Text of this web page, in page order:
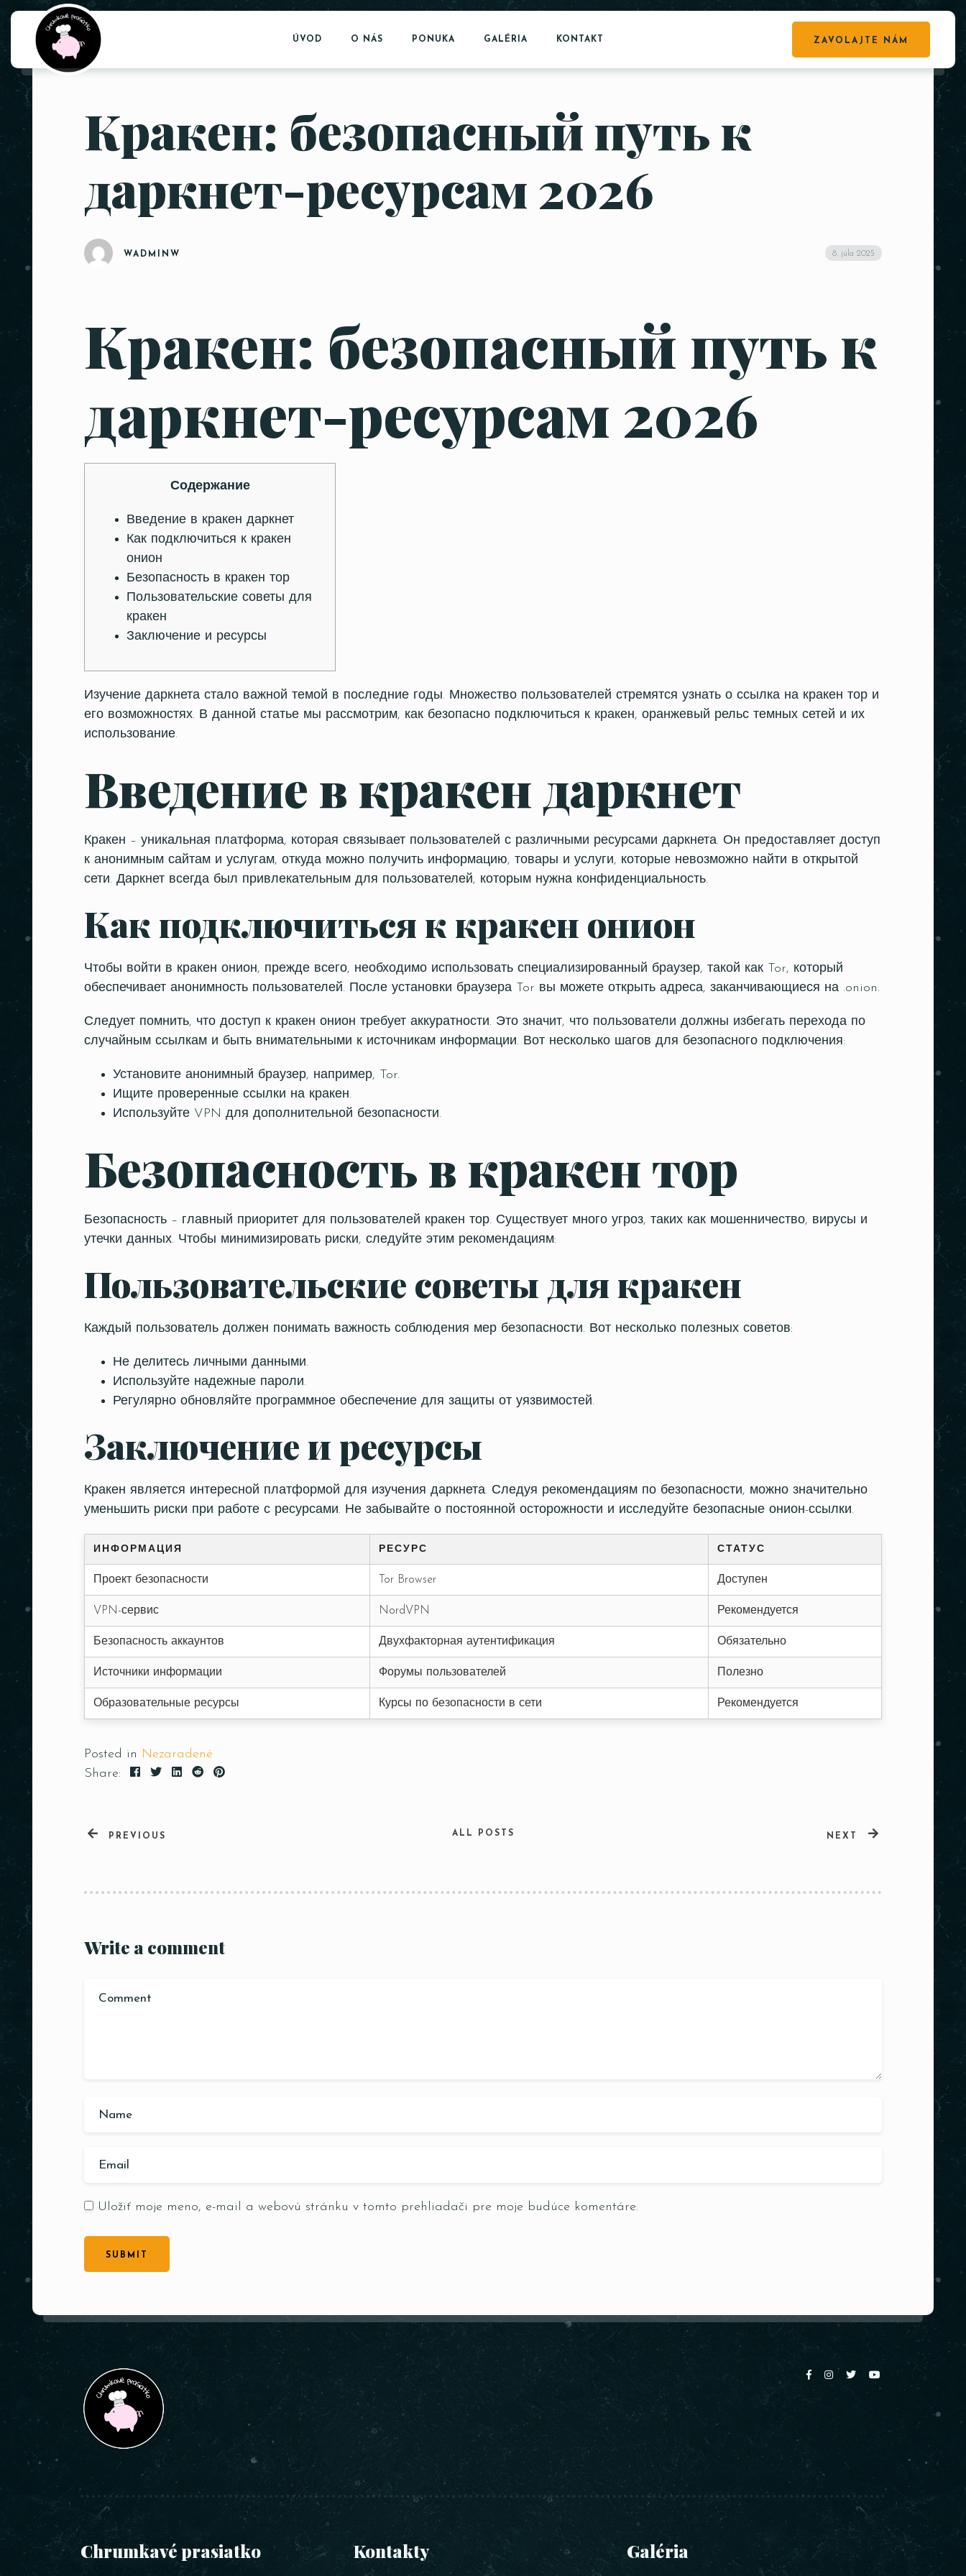
ÚVOD O NÁS PONUKA GALÉRIA KONTAKT ZAVOLAJTE NÁM
Кракен: безопасный путь к
даркнет-ресурсам 2026
WADMINW 8. júla 2025
Кракен: безопасный путь к
даркнет-ресурсам 2026
Содержание
Введение в кракен даркнет
Как подключиться к кракен
онион
Безопасность в кракен тор
Пользовательские советы для
кракен
Заключение и ресурсы
Изучение даркнета стало важной темой в последние годы. Множество пользователей стремятся узнать о ссылка на кракен тор и
его возможностях. В данной статье мы рассмотрим, как безопасно подключиться к кракен, оранжевый рельс темных сетей и их
использование.
Введение в кракен даркнет
Кракен – уникальная платформа, которая связывает пользователей с различными ресурсами даркнета. Он предоставляет доступ
к анонимным сайтам и услугам, откуда можно получить информацию, товары и услуги, которые невозможно найти в открытой
сети. Даркнет всегда был привлекательным для пользователей, которым нужна конфиденциальность.
Как подключиться к кракен онион
Чтобы войти в кракен онион, прежде всего, необходимо использовать специализированный браузер, такой как Tor, который
обеспечивает анонимность пользователей. После установки браузера Tor вы можете открыть адреса, заканчивающиеся на .onion.
Следует помнить, что доступ к кракен онион требует аккуратности. Это значит, что пользователи должны избегать перехода по
случайным ссылкам и быть внимательными к источникам информации. Вот несколько шагов для безопасного подключения:
Установите анонимный браузер, например, Tor.
Ищите проверенные ссылки на кракен.
Используйте VPN для дополнительной безопасности.
Безопасность в кракен тор
Безопасность – главный приоритет для пользователей кракен тор. Существует много угроз, таких как мошенничество, вирусы и
утечки данных. Чтобы минимизировать риски, следуйте этим рекомендациям:
Пользовательские советы для кракен
Каждый пользователь должен понимать важность соблюдения мер безопасности. Вот несколько полезных советов:
Не делитесь личными данными.
Используйте надежные пароли.
Регулярно обновляйте программное обеспечение для защиты от уязвимостей.
Заключение и ресурсы
Кракен является интересной платформой для изучения даркнета. Следуя рекомендациям по безопасности, можно значительно
уменьшить риски при работе с ресурсами. Не забывайте о постоянной осторожности и исследуйте безопасные онион-ссылки.
ИНФОРМАЦИЯ РЕСУРС СТАТУС
Проект безопасности Tor Browser Доступен
VPN-сервис NordVPN Рекомендуется
Безопасность аккаунтов Двухфакторная аутентификация Обязательно
Источники информации Форумы пользователей Полезно
Образовательные ресурсы Курсы по безопасности в сети Рекомендуется
Posted in Nezaradené
Share:
PREVIOUS ALL POSTS NEXT
Write a comment
Uložiť moje meno, e-mail a webovú stránku v tomto prehliadači pre moje budúce komentáre.
SUBMIT
Chrumkavé prasiatko Kontakty Galéria